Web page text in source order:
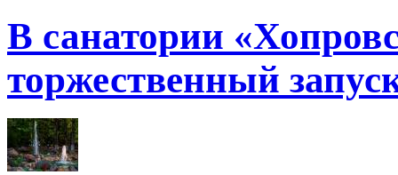
В санатории
торжественный